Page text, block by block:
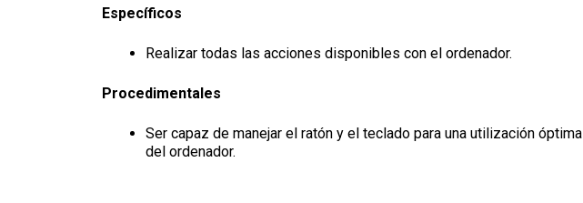
Específicos
Realizar todas las acciones disponibles con el ordenador.
Procedimentales
Ser capaz de manejar el ratón y el teclado para una utilización óptima
del ordenador.